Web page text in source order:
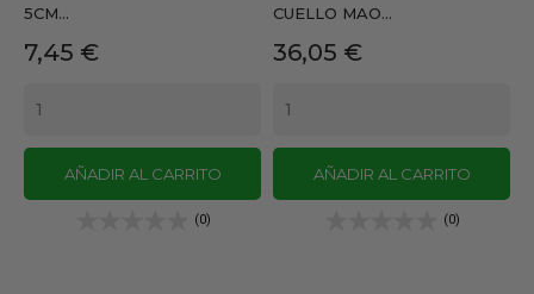
5CM...
Precio
7,45 €
AÑADIR AL CARRITO
(0)
CUELLO MAO...
Precio
36,05 €
AÑADIR AL CARRITO
(0)